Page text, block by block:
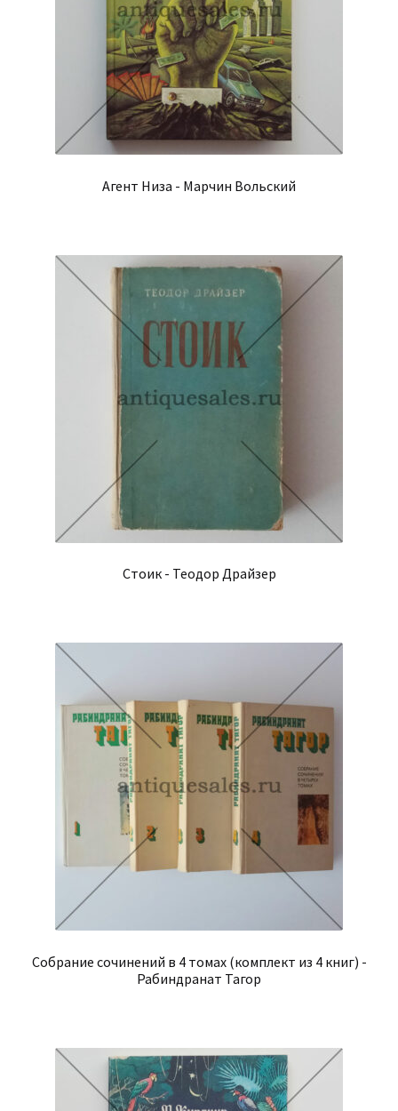
Агент Низа - Марчин Вольский
Стоик - Теодор Драйзер
Собрание сочинений в 4 томах (комплект из 4 книг) -
Рабиндранат Тагор